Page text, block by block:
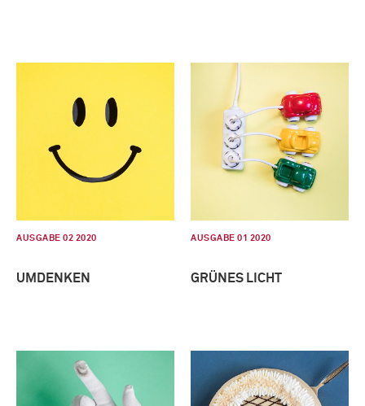
AUSGABE 02 2020
UMDENKEN
AUSGABE 01 2020
GRÜNES LICHT